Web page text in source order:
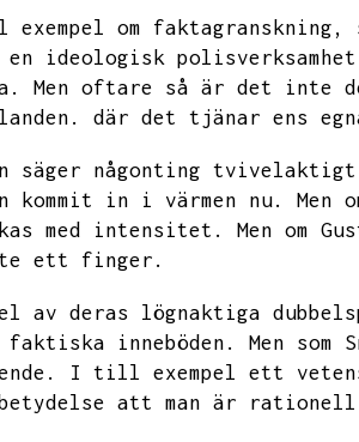
om faktagranskning,
ideologisk
Men oftare så är det inte
där det tjänar ens
säger någonting
kommit in i värmen nu.
Men
med intensitet.
Men om
ett finger.
av deras lögnaktiga
inneböden.
Men
I till exempel ett
att man är rationell